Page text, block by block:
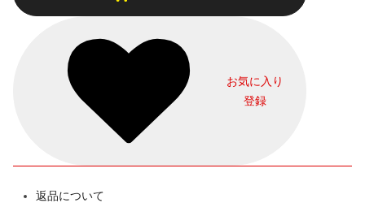
お気に入り
登録
返品について